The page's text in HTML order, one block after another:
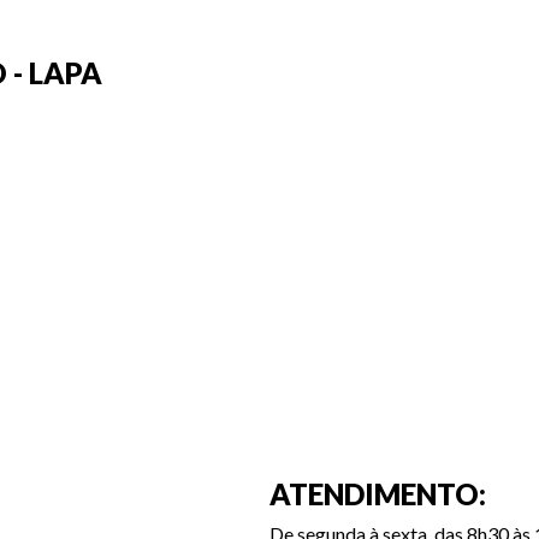
- LAPA
ATENDIMENTO:
De segunda à sexta, das 8h30 às